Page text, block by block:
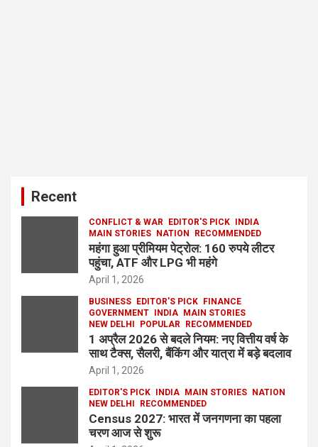
Recent
CONFLICT & WAR EDITOR'S PICK
INDIA
MAIN STORIES
NATION RECOMMENDED
महंगा हुआ प्रीमियम पेट्रोल: 160 रुपये लीटर
पहुंचा, ATF और LPG भी महंगे
April 1, 2026
BUSINESS EDITOR'S PICK
FINANCE
GOVERNMENT
INDIA
MAIN STORIES
NEW DELHI
POPULAR RECOMMENDED
1 अप्रैल 2026 से बदले नियम: नए वित्तीय वर्ष के
साथ टैक्स, सैलरी, बैंकिंग और यात्रा में बड़े बदलाव
April 1, 2026
EDITOR'S PICK INDIA MAIN STORIES
NATION
NEW DELHI
RECOMMENDED
Census 2027: भारत में जनगणना का पहला
चरण आज से शुरू